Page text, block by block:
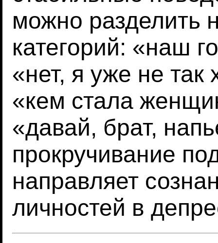
можно разделить
категорий: «наш
«нет, я уже не
«кем стала
«давай, брат,
прокручивание
направляет
личностей в